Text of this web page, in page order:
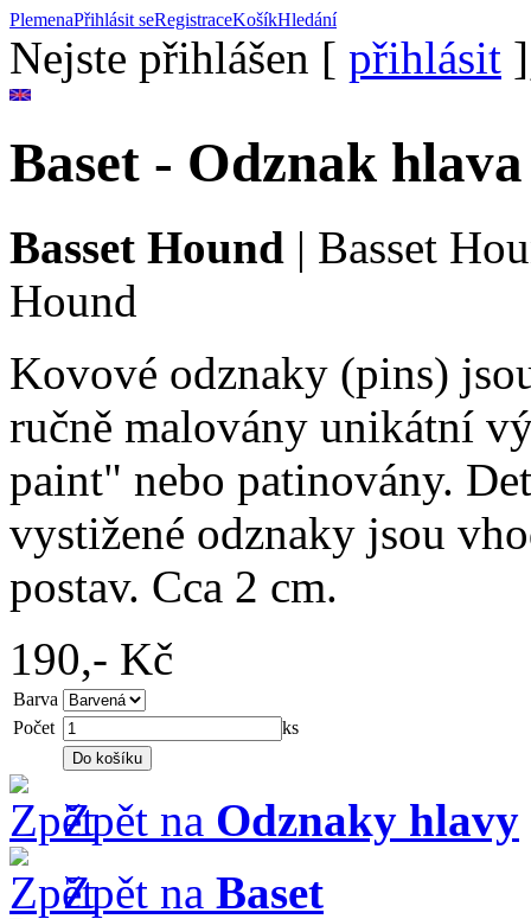
PlemenaPřihlásit seRegistraceKošíkHledání
Nejste přihlášen [ přihlásit
Baset - Odznak hlava
Basset Hound | Basset
Hound
Kovové odznaky (pins)
ručně malovány unikátní
paint" nebo patinovány.
vystižené odznaky jsou
postav. Cca 2 cm.
190,- Kč
Barva
Počet
ks
Zpět na Odznaky hlavy
Zpět na Baset